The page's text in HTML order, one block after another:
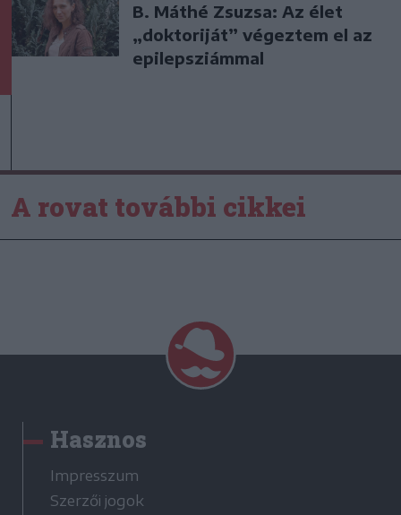
B. Máthé Zsuzsa: Az élet
„doktoriját” végeztem el az
epilepsziámmal
A rovat további cikkei
Hasznos
Impresszum
Szerzői jogok